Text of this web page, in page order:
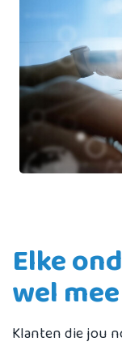
Elke
wel
Klanten die jou